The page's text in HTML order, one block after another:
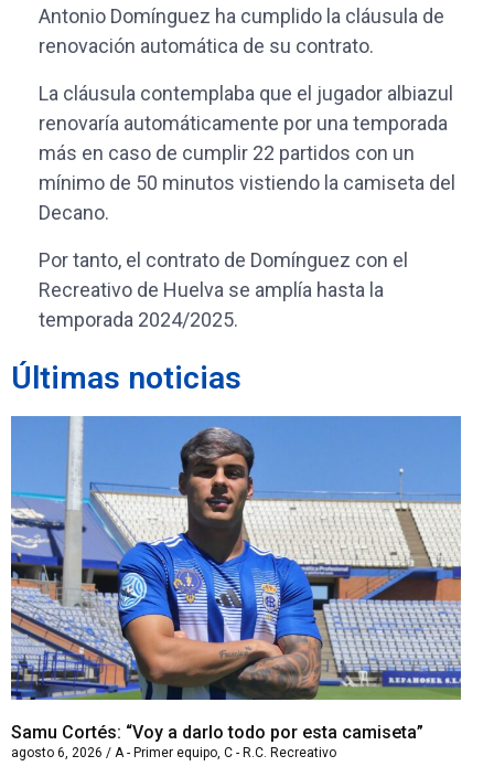
Antonio Domínguez ha cumplido la cláusula de
renovación automática de su contrato.
La cláusula contemplaba que el jugador albiazul
renovaría automáticamente por una temporada
más en caso de cumplir 22 partidos con un
mínimo de 50 minutos vistiendo la camiseta del
Decano.
Por tanto, el contrato de Domínguez con el
Recreativo de Huelva se amplía hasta la
temporada 2024/2025.
Últimas noticias
Samu Cortés: “Voy a darlo todo por esta camiseta”
agosto 6, 2026 / A - Primer equipo, C - R.C. Recreativo